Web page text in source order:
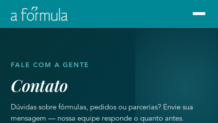
FALE COM A GENTE
Contato
Dúvidas sobre fórmulas, pedidos ou parcerias? Envie sua
mensagem — nossa equipe responde o quanto antes.